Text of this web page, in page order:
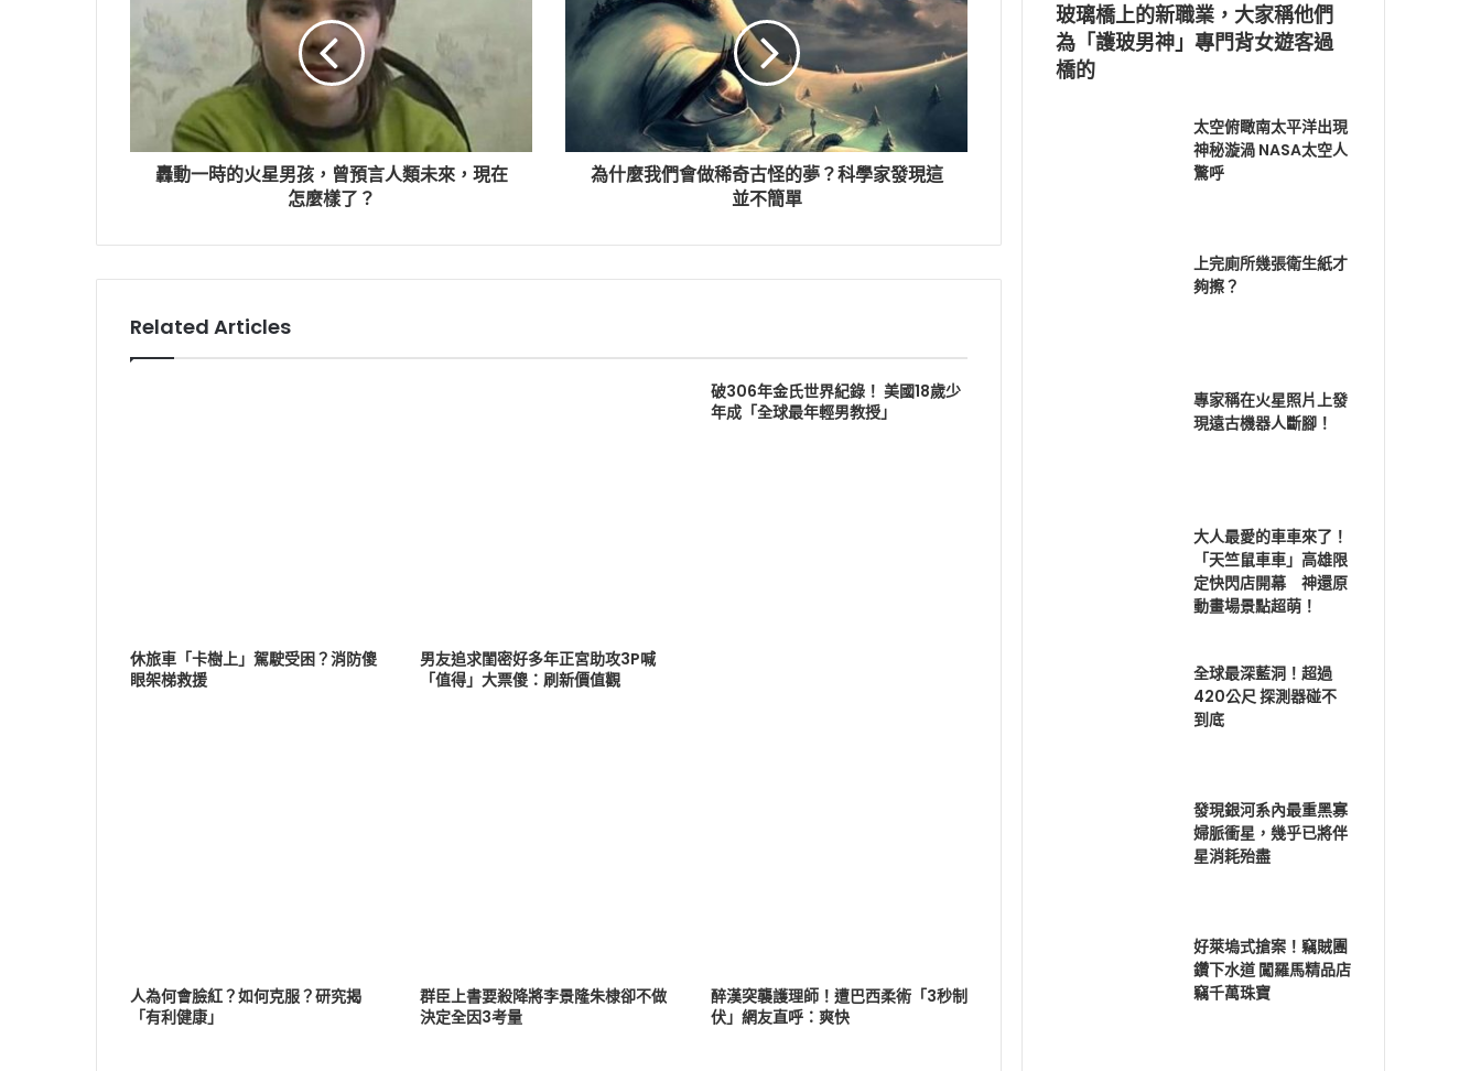
轟動一時的火星男孩，曾預言人類未來，現在
怎麼樣了？
為什麼我們會做稀奇古怪的夢？科學家發現這
並不簡單
Related Articles
休旅車「卡樹上」駕駛受困？消防傻
眼架梯救援
男友追求閨密好多年正宮助攻3P喊
「值得」大票傻：刷新價值觀
破306年金氏世界紀錄！ 美國18歲少
年成「全球最年輕男教授」
人為何會臉紅？如何克服？研究揭
「有利健康」
群臣上書要殺降將李景隆朱棣卻不做
決定全因3考量
醉漢突襲護理師！遭巴西柔術「3秒制
伏」網友直呼：爽快
玻璃橋上的新職業，大家稱他們
為「護玻男神」專門背女遊客過
橋的
太空俯瞰南太平洋出現
神秘漩渦 NASA太空人
驚呼
上完廁所幾張衛生紙才
夠擦？
專家稱在火星照片上發
現遠古機器人斷腳！
大人最愛的車車來了！
「天竺鼠車車」高雄限
定快閃店開幕 神還原
動畫場景點超萌！
全球最深藍洞！超過
420公尺 探測器碰不
到底
發現銀河系內最重黑寡
婦脈衝星，幾乎已將伴
星消耗殆盡
好萊塢式搶案！竊賊團
鑽下水道 闖羅馬精品店
竊千萬珠寶